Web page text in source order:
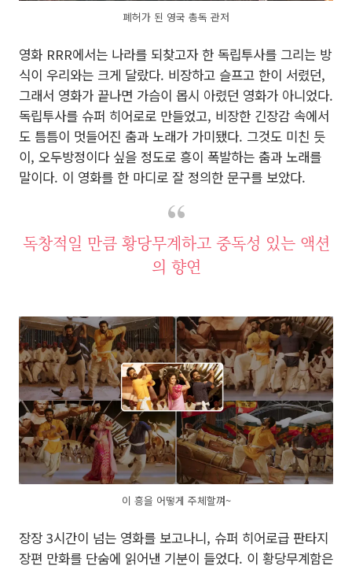
폐허가 된 영국 총독 관저
영화 RRR에서는 나라를 되찾고자 한 독립투사를 그리는 방
식이 우리와는 크게 달랐다. 비장하고 슬프고 한이 서렸던,
그래서 영화가 끝나면 가슴이 몹시 아렸던 영화가 아니었다.
독립투사를 슈퍼 히어로로 만들었고, 비장한 긴장감 속에서
도 틈틈이 멋들어진 춤과 노래가 가미됐다. 그것도 미친 듯
이, 오두방정이다 싶을 정도로 흥이 폭발하는 춤과 노래를
말이다. 이 영화를 한 마디로 잘 정의한 문구를 보았다.
독창적일 만큼 황당무계하고 중독성 있는 액션
의 향연
이 흥을 어떻게 주체할껴~
장장 3시간이 넘는 영화를 보고나니, 슈퍼 히어로급 판타지
장편 만화를 단숨에 읽어낸 기분이 들었다. 이 황당무계함은